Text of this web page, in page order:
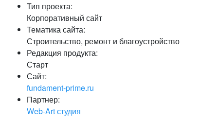
Пароль
Запомнить меня на этом
или войдите с помощью
Тип проекта:
Корпоративный сайт
Тематика сайта:
Строительство, ремонт и благоустройство
Редакция продукта:
Старт
Сайт:
fundament-prime.ru
Партнер:
Web-Art студия